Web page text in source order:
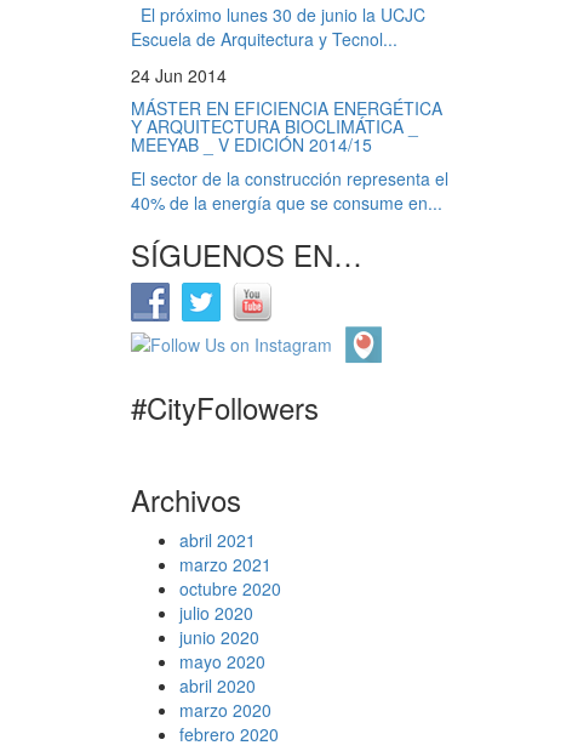
El próximo lunes 30 de junio la UCJC
Escuela de Arquitectura y Tecnol...
24 Jun 2014
MÁSTER EN EFICIENCIA ENERGÉTICA
Y ARQUITECTURA BIOCLIMÁTICA _
MEEYAB _ V EDICIÓN 2014/15
El sector de la construcción representa el
40% de la energía que se consume en...
SÍGUENOS EN…
#CityFollowers
Archivos
abril 2021
marzo 2021
octubre 2020
julio 2020
junio 2020
mayo 2020
abril 2020
marzo 2020
febrero 2020